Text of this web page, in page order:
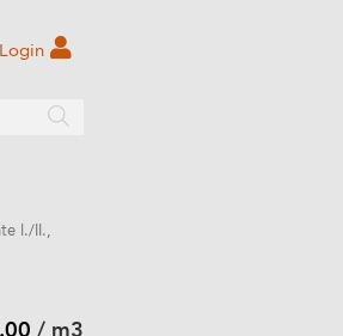
Login
I./II.,
/ m3